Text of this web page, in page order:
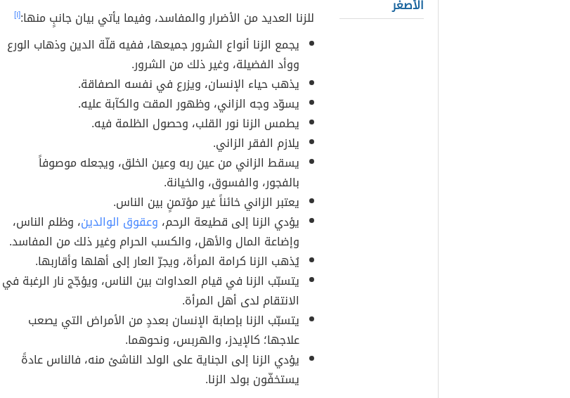
الأصغر
للزنا العديد من الأضرار والمفاسد، وفيما يأتي بيان جانبٍ منها:[١]
يجمع الزنا أنواع الشرور جميعها، ففيه قلّة الدين وذهاب الورع
ووأد الفضيلة، وغير ذلك من الشرور.
يذهب حياء الإنسان، ويزرع في نفسه الصفاقة.
يسوّد وجه الزاني، وظهور المقت والكآبة عليه.
يطمس الزنا نور القلب، وحصول الظلمة فيه.
يلازم الفقر الزاني.
يسقط الزاني من عين ربه وعين الخلق، ويجعله موصوفاً
بالفجور، والفسوق، والخيانة.
يعتبر الزاني خائناً غير مؤتمنٍ بين الناس.
يؤدي الزنا إلى قطيعة الرحم، وعقوق الوالدين، وظلم الناس،
وإضاعة المال والأهل، والكسب الحرام وغير ذلك من المفاسد.
يُذهب الزنا كرامة المرأة، ويجرّ العار إلى أهلها وأقاربها.
يتسبّب الزنا في قيام العداوات بين الناس، ويؤجّج نار الرغبة في
الانتقام لدى أهل المرأة.
يتسبّب الزنا بإصابة الإنسان بعددٍ من الأمراض التي يصعب
علاجها؛ كالإيدز، والهربس، ونحوهما.
يؤدي الزنا إلى الجناية على الولد الناشئ منه، فالناس عادةً
يستخفّون بولد الزنا.